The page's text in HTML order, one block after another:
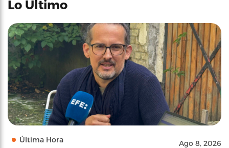
Lo Último
Última Hora Ago 8, 2026